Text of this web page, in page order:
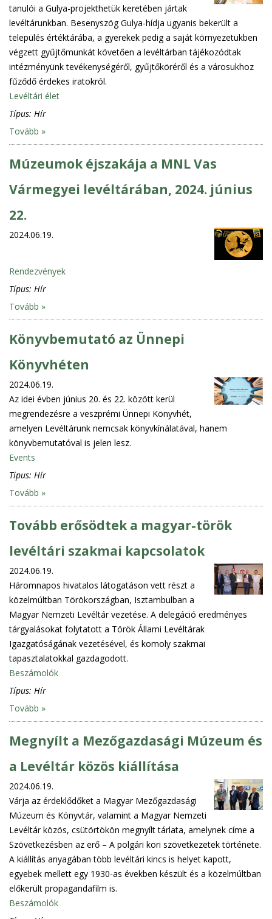
tanulói a Gulya-projekthetük keretében jártak
levéltárunkban. Besenyszög Gulya-hídja ugyanis bekerült a
település értéktárába, a gyerekek pedig a saját környezetükben
végzett gyűjtőmunkát követően a levéltárban tájékozódtak
intézményünk tevékenységéről, gyűjtőköréről és a városukhoz
fűződő érdekes iratokról.
Levéltári élet
Típus: Hír
Tovább »
Múzeumok éjszakája a MNL Vas
Vármegyei levéltárában, 2024. június
22.
2024.06.19.
Rendezvények
Típus: Hír
Tovább »
Könyvbemutató az Ünnepi
Könyvhéten
2024.06.19.
Az idei évben június 20. és 22. között kerül
megrendezésre a veszprémi Ünnepi Könyvhét,
amelyen Levéltárunk nemcsak könyvkínálatával, hanem
könyvbemutatóval is jelen lesz.
Events
Típus: Hír
Tovább »
Tovább erősödtek a magyar-török
levéltári szakmai kapcsolatok
2024.06.19.
Háromnapos hivatalos látogatáson vett részt a
közelmúltban Törökországban, Isztambulban a
Magyar Nemzeti Levéltár vezetése. A delegáció eredményes
tárgyalásokat folytatott a Török Állami Levéltárak
Igazgatóságának vezetésével, és komoly szakmai
tapasztalatokkal gazdagodott.
Beszámolók
Típus: Hír
Tovább »
Megnyílt a Mezőgazdasági Múzeum és
a Levéltár közös kiállítása
2024.06.19.
Várja az érdeklődőket a Magyar Mezőgazdasági
Múzeum és Könyvtár, valamint a Magyar Nemzeti
Levéltár közös, csütörtökön megnyílt tárlata, amelynek címe a
Szövetkezésben az erő – A polgári kori szövetkezetek története.
A kiállítás anyagában több levéltári kincs is helyet kapott,
egyebek mellett egy 1930-as években készült és a közelmúltban
előkerült propagandafilm is.
Beszámolók